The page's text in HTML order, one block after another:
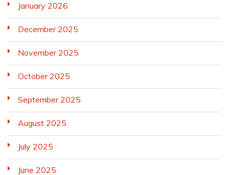
January 2026
December 2025
November 2025
October 2025
September 2025
August 2025
July 2025
June 2025